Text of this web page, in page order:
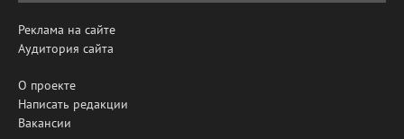
Реклама на сайте
Аудитория сайта
О проекте
Написать редакции
Вакансии